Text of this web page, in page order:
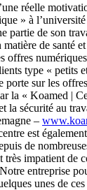
réelle
» à
partie de son
de santé
offres
type « petits
porte sur les
la « Koamed |
la sécurité au
–
est
de
impatient de
entreprise
unes de